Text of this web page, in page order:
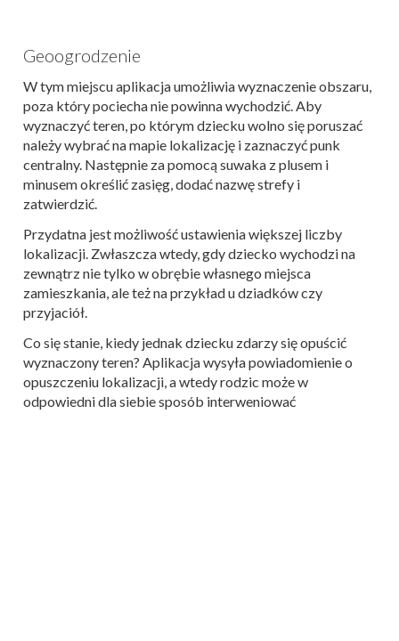
Geoogrodzenie
W tym miejscu aplikacja umożliwia wyznaczenie obszaru,
poza który pociecha nie powinna wychodzić. Aby
wyznaczyć teren, po którym dziecku wolno się poruszać
należy wybrać na mapie lokalizację i zaznaczyć punk
centralny. Następnie za pomocą suwaka z plusem i
minusem określić zasięg, dodać nazwę strefy i
zatwierdzić.
Przydatna jest możliwość ustawienia większej liczby
lokalizacji. Zwłaszcza wtedy, gdy dziecko wychodzi na
zewnątrz nie tylko w obrębie własnego miejsca
zamieszkania, ale też na przykład u dziadków czy
przyjaciół.
Co się stanie, kiedy jednak dziecku zdarzy się opuścić
wyznaczony teren? Aplikacja wysyła powiadomienie o
opuszczeniu lokalizacji, a wtedy rodzic może w
odpowiedni dla siebie sposób interweniować